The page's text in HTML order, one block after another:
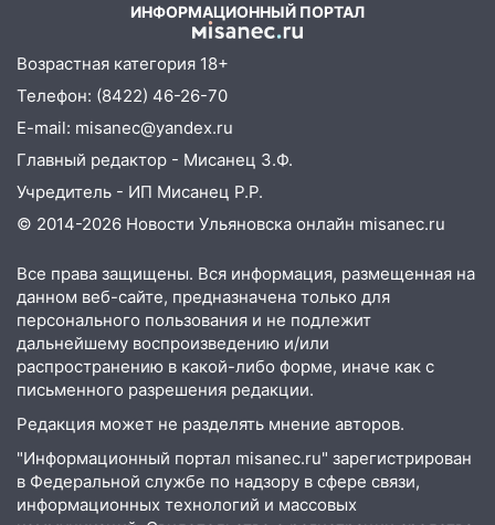
Ульяновцев приглашают на забег,
посвящённый Дню воздушного флота
России
19:12 В Ульяновской области
руководителя частной компании
наказали за сокрытие прошлого своего
сотрудник
18:02 В Ульяновск едут звезды
17:08 Ульяновский областной суд
оставил в силе приговор руководству
«УльяновскФармации» за махинации на
3,2 млн рублей
16:09 Ветераны легкой атлетики из
Ульяновска успешно выступили на
16:02 В Ульяновской области убрали
более 28% площадей зерновых и
ИНФОРМАЦИОННЫЙ ПОРТАЛ
Возрастная категория 18+
Телефон: (8422) 46-26-70
E-mail: misanec@yandex.ru
Главный редактор - Мисанец З.Ф.
Учредитель - ИП Мисанец Р.Р.
© 2014-2026 Новости Ульяновска онлайн misanec.ru
Все права защищены. Вся информация, размещенная на
данном веб-сайте, предназначена только для
персонального пользования и не подлежит
дальнейшему воспроизведению и/или
распространению в какой-либо форме, иначе как с
письменного разрешения редакции.
Редакция может не разделять мнение авторов.
"Информационный портал misanec.ru" зарегистрирован
в Федеральной службе по надзору в сфере связи,
информационных технологий и массовых